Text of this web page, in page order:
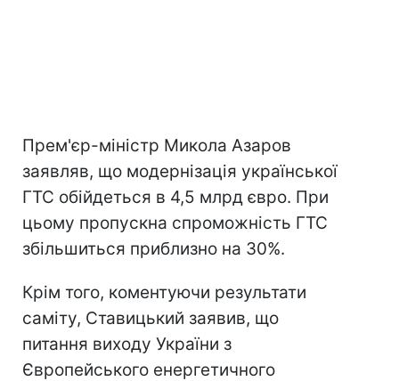
Прем'єр-міністр Микола Азаров
заявляв, що модернізація української
ГТС обійдеться в 4,5 млрд євро. При
цьому пропускна спроможність ГТС
збільшиться приблизно на 30%.
Крім того, коментуючи результати
саміту, Ставицький заявив, що
питання виходу України з
Європейського енергетичного